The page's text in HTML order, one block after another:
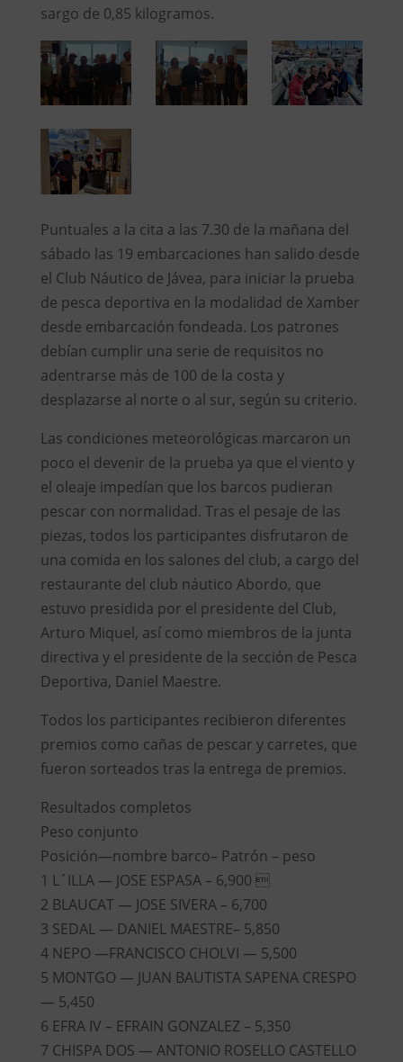
sargo de 0,85 kilogramos.
Puntuales a la cita a las 7.30 de la mañana del
sábado las 19 embarcaciones han salido desde
el Club Náutico de Jávea, para iniciar la prueba
de pesca deportiva en la modalidad de Xamber
desde embarcación fondeada. Los patrones
debían cumplir una serie de requisitos no
adentrarse más de 100 de la costa y
desplazarse al norte o al sur, según su criterio.
Las condiciones meteorológicas marcaron un
poco el devenir de la prueba ya que el viento y
el oleaje impedían que los barcos pudieran
pescar con normalidad. Tras el pesaje de las
piezas, todos los participantes disfrutaron de
una comida en los salones del club, a cargo del
restaurante del club náutico Abordo, que
estuvo presidida por el presidente del Club,
Arturo Miquel, así como miembros de la junta
directiva y el presidente de la sección de Pesca
Deportiva, Daniel Maestre.
Todos los participantes recibieron diferentes
premios como cañas de pescar y carretes, que
fueron sorteados tras la entrega de premios.
Resultados completos
Peso conjunto
Posición—nombre barco– Patrón – peso
1 L´ILLA — JOSE ESPASA – 6,900 
2 BLAUCAT — JOSE SIVERA – 6,700
3 SEDAL — DANIEL MAESTRE– 5,850
4 NEPO —FRANCISCO CHOLVI — 5,500
5 MONTGO — JUAN BAUTISTA SAPENA CRESPO
— 5,450
6 EFRA IV – EFRAIN GONZALEZ – 5,350
7 CHISPA DOS — ANTONIO ROSELLO CASTELLO